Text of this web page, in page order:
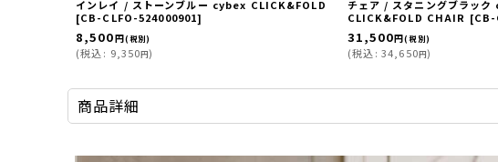
インレイ / ストーンブルー cybex CLICK&FOLD
[CB-CLFO-524000901]
8,500円(税別)
(税込: 9,350円)
チェア / スタニングブラッ
CLICK&FOLD CHAIR [
31,500円(税別)
(税込: 34,650円)
商品詳細